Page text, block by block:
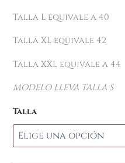
Talla L equivale a 40
Talla XL equivale 42
Talla XXL equivale a 44
MODELO LLEVA TALLA S
Talla